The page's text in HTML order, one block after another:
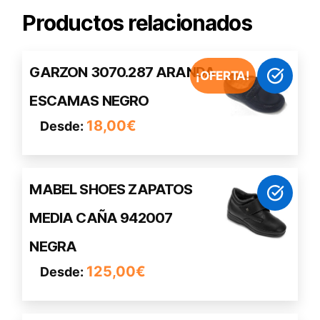
Productos relacionados
¡OFERTA!
GARZON 3070.287 ARANDA
ESCAMAS NEGRO
Desde: 18,00€
Este
tiene
múltiples
Las
se
elegir
en
página
de
MABEL SHOES ZAPATOS
MEDIA CAÑA 942007
NEGRA
Desde: 125,00€
Este
tiene
variantes.
Las